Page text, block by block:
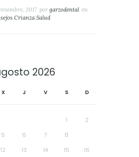
2017 por garzodental en
, Crianza, Salud
2026
X J V S D
1
2
5 6 7 8
12 13 14 15
16